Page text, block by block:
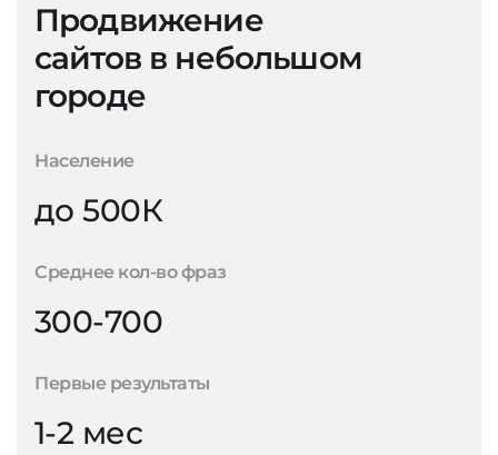
Продвижение
сайтов в небольшом
городе
Население
до 500К
Среднее кол-во фраз
300-700
Первые результаты
1-2 мес